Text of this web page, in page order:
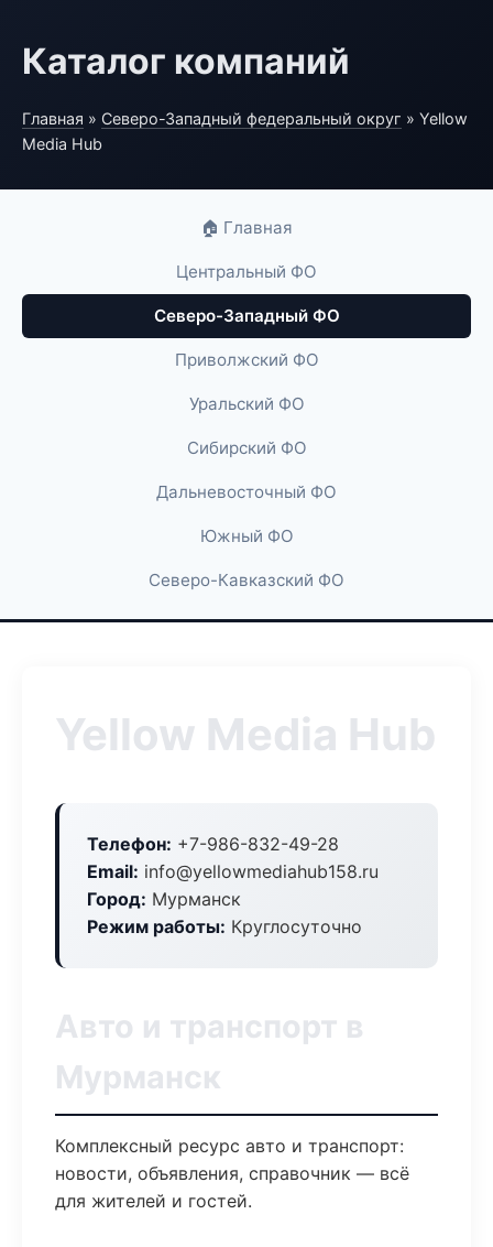
Каталог компаний
Главная » Северо-Западный федеральный округ » Yellow
Media Hub
🏠 Главная
Центральный ФО
Северо-Западный ФО
Приволжский ФО
Уральский ФО
Сибирский ФО
Дальневосточный ФО
Южный ФО
Северо-Кавказский ФО
Yellow Media Hub
Телефон: +7-986-832-49-28
Email: info@yellowmediahub158.ru
Город: Мурманск
Режим работы: Круглосуточно
Авто и транспорт в
Мурманск
Комплексный ресурс авто и транспорт:
новости, объявления, справочник — всё
для жителей и гостей.